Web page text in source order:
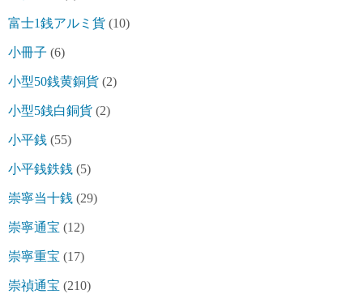
富士1銭アルミ貨 (10)
小冊子 (6)
小型50銭黄銅貨 (2)
小型5銭白銅貨 (2)
小平銭 (55)
小平銭鉄銭 (5)
崇寧当十銭 (29)
崇寧通宝 (12)
崇寧重宝 (17)
崇禎通宝 (210)